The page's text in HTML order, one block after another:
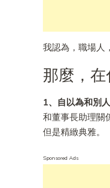
我認為，職場人
那麼，
1、自以為和別
和董事長助理關
但是精緻典雅。
Sponsored Ads